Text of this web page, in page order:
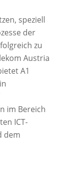
speziell
der
zu
Austria
A1
im Bereich
ICT-
dem